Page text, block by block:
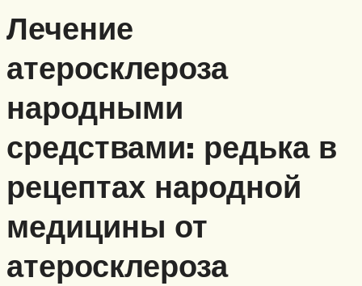
Лечение
атеросклероза
народными
средствами: редька в
рецептах народной
медицины от
атеросклероза